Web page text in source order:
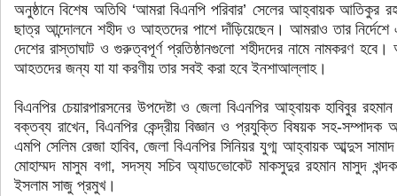
অনুষ্ঠানে বিশেষ অতিথি ‘আমরা বিএনপি পরিবার’ সেলের আহ্বায়ক আতিকুর
ছাত্র আন্দোলনে শহীদ ও আহতদের পাশে দাঁড়িয়েছেন। আমরাও তার
দেশের রাস্তাঘাট ও গুরুত্বপূর্ণ প্রতিষ্ঠানগুলো শহীদদের নামে নামকরণ
আহতদের জন্য যা যা করণীয় তার সবই করা হবে ইনশাআল্লাহ।
বিএনপির চেয়ারপারসনের উপদেষ্টা ও জেলা বিএনপির আহ্বায়ক হাবিবুর
বক্তব্য রাখেন, বিএনপির কেন্দ্রীয় বিজ্ঞান ও প্রযুক্তি বিষয়ক সহ-
এমপি সেলিম রেজা হাবিব, জেলা বিএনপির সিনিয়র যুগ্ম আহ্বায়ক আব্দুস
মোহাম্মদ মাসুম বগা, সদস্য সচিব অ্যাডভোকেট মাকসুদুর রহমান মাসুদ
ইসলাম সাজু প্রমুখ।